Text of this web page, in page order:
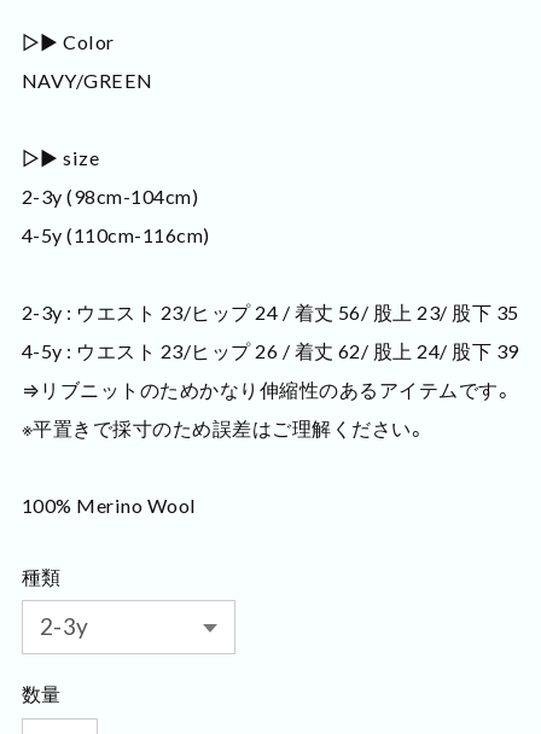
▷▶ Color
NAVY/GREEN
▷▶ size
2-3y (98cm-104cm)
4-5y (110cm-116cm)
2-3y : ウエスト 23/ヒップ 24 / 着丈 56/ 股上 23/ 股下 35
4-5y : ウエスト 23/ヒップ 26 / 着丈 62/ 股上 24/ 股下 39
⇒リブニットのためかなり伸縮性のあるアイテムです。
※平置きで採寸のため誤差はご理解ください。
100% Merino Wool
種類
数量